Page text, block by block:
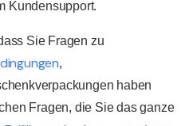
Kundensupport.
Sie Fragen zu
,
haben
Fragen, die Sie das ganze